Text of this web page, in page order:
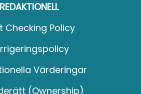
REDAKTIONELL
Checking Policy
Värderingar
(Ownership)